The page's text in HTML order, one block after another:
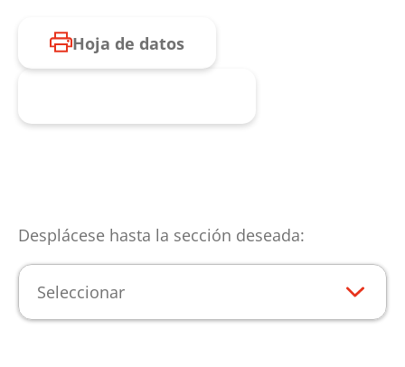
Hoja de datos
Desplácese hasta la sección deseada:
Seleccionar